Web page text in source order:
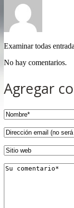
Examinar todas
No hay comentarios.
Agregar